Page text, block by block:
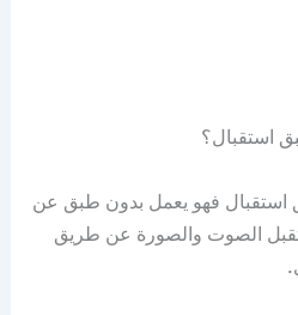
استقبال؟
استقبال فهو يعمل بدون طبق عن
الصوت والصورة عن طريق